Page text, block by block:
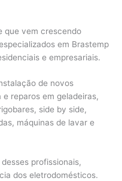
que vem crescendo
em Brastemp
e empresariais.
de novos
reparos em geladeiras,
side by side,
máquinas de lavar e
profissionais,
dos eletrodomésticos.